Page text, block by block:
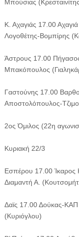
Μπούσιας
Κ. Αχαγιάς 17.00
Λογοθέτης-Βομπίρης
Άστρους 17.00
Μπακόπουλος
Γαστούνης 17.00
Αποστολόπουλος-
2ος Όμιλος (22η
Κυριακή 22/3
Εσπέρου 17.00 Ίκαρος
Διαμαντή Α.
Δαϊς 17.00 Δούκας-ΚΑΠ
(Κυριόγλου)